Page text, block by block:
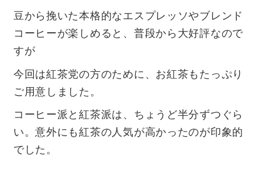
豆から挽いた本格的なエスプレッソやブレンド
コーヒーが楽しめると、普段から大好評なので
すが
今回は紅茶党の方のために、お紅茶もたっぷり
ご用意しました。
コーヒー派と紅茶派は、ちょうど半分ずつぐら
い。意外にも紅茶の人気が高かったのが印象的
でした。